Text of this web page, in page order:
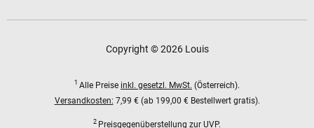
Copyright © 2026 Louis
1 Alle Preise inkl. gesetzl. MwSt. (Österreich).
Versandkosten: 7,99 € (ab 199,00 € Bestellwert gratis).
2 Preisgegenüberstellung zur UVP.